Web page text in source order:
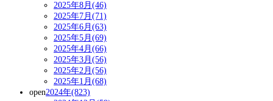
2025年8月(46)
2025年7月(71)
2025年6月(63)
2025年5月(69)
2025年4月(66)
2025年3月(56)
2025年2月(56)
2025年1月(68)
open2024年(823)